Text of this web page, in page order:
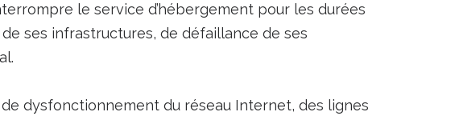
le service d’hébergement pour les durées
ses infrastructures, de défaillance de ses
dysfonctionnement du réseau Internet, des lignes